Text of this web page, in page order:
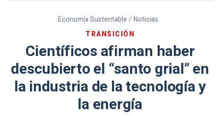
Economía Sustentable / Noticias
TRANSICIÓN
Científicos afirman haber
descubierto el “santo grial” en
la industria de la tecnología y
la energía